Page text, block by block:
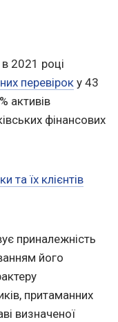
2021 році
перевірок у 43
активів
фінансових
та їх клієнтів
приналежність
його
притаманних
визначеної